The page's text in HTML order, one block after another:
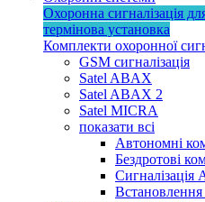
Охоронна сигналізація
термінова установка
Комплекти охоронної
GSM сигналізація
Satel ABAX
Satel ABAX 2
Satel MICRA
показати всі
Автономні
Бездротові
Сигналізація
Встановлення